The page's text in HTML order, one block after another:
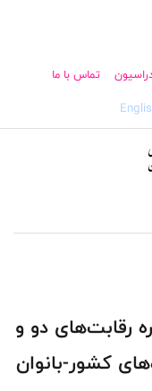
تماس با ما
رقابت‌های دو و
کشور-بانوان